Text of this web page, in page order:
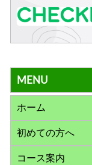
MENU
ホーム
初めての方へ
コース案内